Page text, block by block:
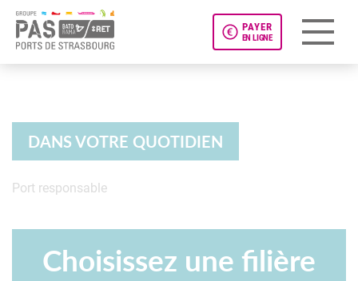
PAYER
EN LIGNE
DANS VOTRE QUOTIDIEN
Port responsable
Choisissez une filière